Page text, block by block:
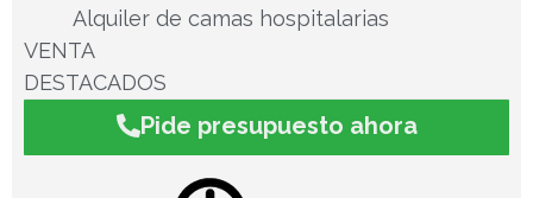
Alquiler de camas hospitalarias
VENTA
DESTACADOS
Pide presupuesto ahora